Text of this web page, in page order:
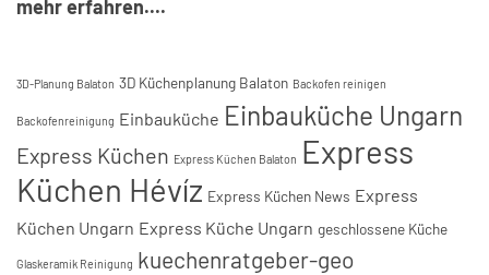
mehr erfahren....
3D-Planung Balaton 3D Küchenplanung Balaton Backofen reinigen
Backofenreinigung Einbauküche Einbauküche Ungarn
Express Küchen Express Küchen Balaton Express
Küchen Hévíz Express Küchen News Express
Küchen Ungarn Express Küche Ungarn geschlossene Küche
Glaskeramik Reinigung kuechenratgeber-geo